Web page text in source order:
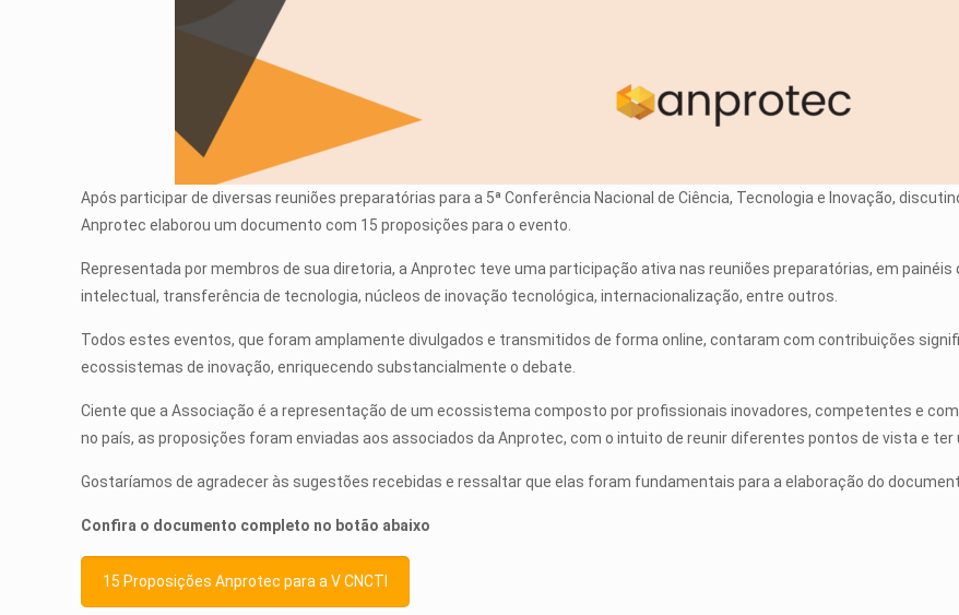
Após participar de diversas reuniões preparatórias para a 5ª Conferência Nacional de Ciência, Tecnologia e Inovação,
Anprotec elaborou um documento com 15 proposições para o evento.
Representada por membros de sua diretoria, a Anprotec teve uma participação ativa nas reuniões preparatórias, em
intelectual, transferência de tecnologia, núcleos de inovação tecnológica, internacionalização, entre outros.
Todos estes eventos, que foram amplamente divulgados e transmitidos de forma online, contaram com contribuições
ecossistemas de inovação, enriquecendo substancialmente o debate.
Ciente que a Associação é a representação de um ecossistema composto por profissionais inovadores, competentes e
no país, as proposições foram enviadas aos associados da Anprotec, com o intuito de reunir diferentes pontos de vista e ter
Gostaríamos de agradecer às sugestões recebidas e ressaltar que elas foram fundamentais para a elaboração do
Confira o documento completo no botão abaixo
15 Proposições Anprotec para a V CNCTI